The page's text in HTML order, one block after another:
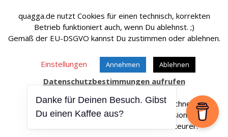
quagga.de nutzt Cookies für einen technisch, korrekten
Betrieb funktioniert auch, wenn Du ablehnst. ;)
Gemäß der EU-DSGVO kannst Du zustimmen oder ablehnen.
Einstellungen Annehmen Ablehnen
Datenschutzbestimmungen aufrufen
Affiliate Links sind mit einem * gekennteichnet.
Wir erhalten bei einem Kauf eine Provision.
Die Artikel werden für Dich dadurch nicht teurer.
Danke für Deinen Besuch. Gibst
Du einen Kaffee aus?